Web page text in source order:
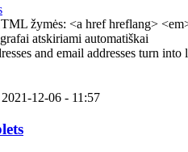
žymės: <a href hreflang>
atskiriami automatiškai
and email addresses turn
12-06 - 11:57